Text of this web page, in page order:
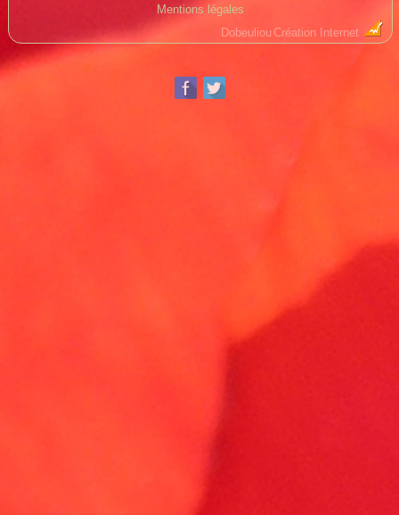
Mentions légales
Dobeuliou Création Internet